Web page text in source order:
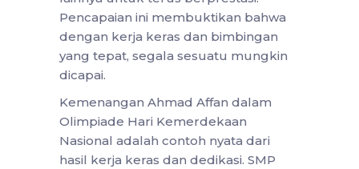
Pencapaian ini membuktikan bahwa
dengan kerja keras dan bimbingan
yang tepat, segala sesuatu mungkin
dicapai.
Kemenangan Ahmad Affan dalam
Olimpiade Hari Kemerdekaan
Nasional adalah contoh nyata dari
hasil kerja keras dan dedikasi. SMP